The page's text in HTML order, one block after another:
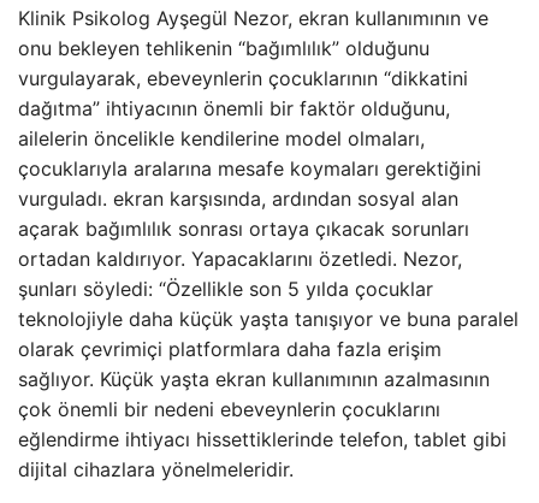
Klinik Psikolog Ayşegül Nezor, ekran kullanımının ve
onu bekleyen tehlikenin “bağımlılık” olduğunu
vurgulayarak, ebeveynlerin çocuklarının “dikkatini
dağıtma” ihtiyacının önemli bir faktör olduğunu,
ailelerin öncelikle kendilerine model olmaları,
çocuklarıyla aralarına mesafe koymaları gerektiğini
vurguladı. ekran karşısında, ardından sosyal alan
açarak bağımlılık sonrası ortaya çıkacak sorunları
ortadan kaldırıyor. Yapacaklarını özetledi. Nezor,
şunları söyledi: “Özellikle son 5 yılda çocuklar
teknolojiyle daha küçük yaşta tanışıyor ve buna paralel
olarak çevrimiçi platformlara daha fazla erişim
sağlıyor. Küçük yaşta ekran kullanımının azalmasının
çok önemli bir nedeni ebeveynlerin çocuklarını
eğlendirme ihtiyacı hissettiklerinde telefon, tablet gibi
dijital cihazlara yönelmeleridir.